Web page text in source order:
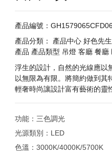
產品編號：
產品分類：
產品中心 好色先
產品 產品類型 吊燈 客廳 餐廳
浮生的設計，自然的光線應以
以無限為有限。將簡約做到其特有
輕奢時尚讓設計富有藝術的靈性
功能：三色調光
光源類別：LED
色溫：3000K/4000K/5700K